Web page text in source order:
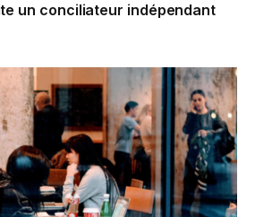
un conciliateur indépendant